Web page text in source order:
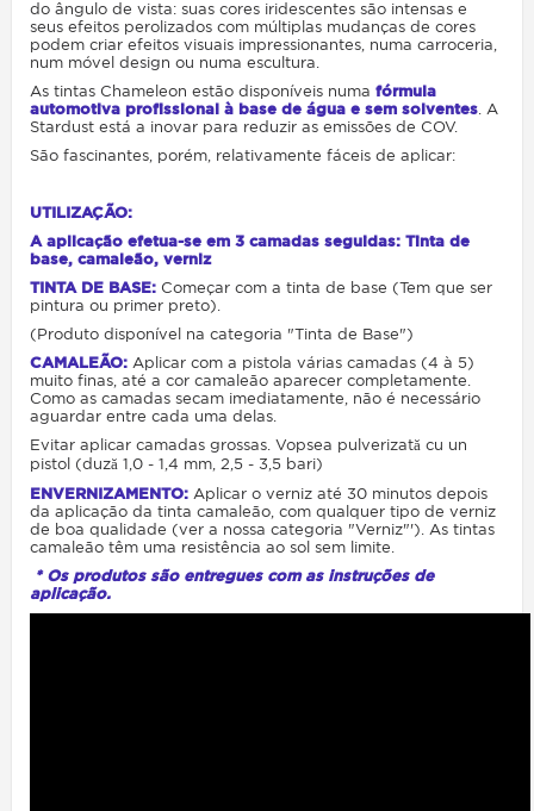
do ângulo de vista: suas cores iridescentes são intensas e
seus efeitos perolizados com múltiplas mudanças de cores
podem criar efeitos visuais impressionantes, numa carroceria,
num móvel design ou numa escultura.
As tintas Chameleon estão disponíveis numa fórmula
automotiva profissional à base de água e sem solventes . A
Stardust está a inovar para reduzir as emissões de COV.
São fascinantes, porém, relativamente fáceis de aplicar:
UTILIZAÇÃO:
A aplicação efetua-se em 3 camadas seguidas: Tinta de
base, camaleão, verniz
TINTA DE BASE: Começar com a tinta de base (Tem que ser
pintura ou primer preto).
(Produto disponível na categoria "Tinta de Base")
CAMALEÃO: Aplicar com a pistola várias camadas (4 à 5)
muito finas, até a cor camaleão aparecer completamente
Como as camadas secam imediatamente, não é necessário
aguardar entre cada uma delas.
Evitar aplicar camadas grossas. Vopsea pulverizată cu un
pistol (duză 1,0 - 1,4 mm, 2,5 - 3,5 bari)
ENVERNIZAMENTO: Aplicar o verniz até 30 minutos depois
da aplicação da tinta camaleão, com qualquer tipo de verniz
de boa qualidade (ver a nossa categoria "Verniz"'). As tintas
camaleão têm uma resistência ao sol sem limite.
* Os produtos são entregues com as instruções de
aplicação.